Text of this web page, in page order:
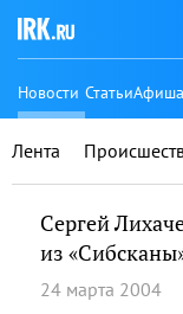
Новости СтатьиАфиша
Лента
Сергей
из
24 марта 2004